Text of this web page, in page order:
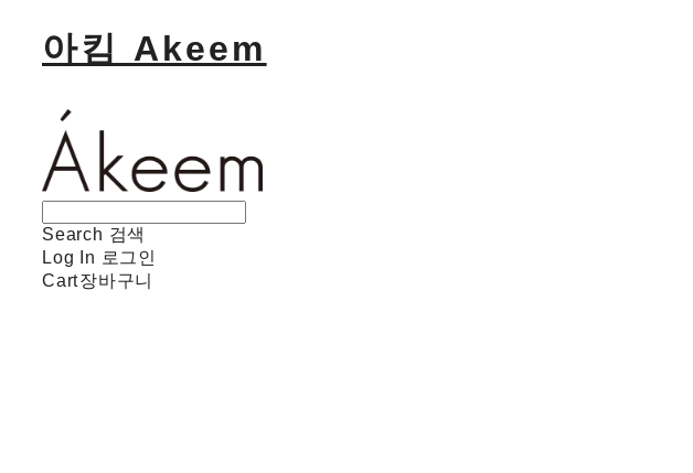
아킴 Akeem
Search 검색
Log In 로그인
Cart장바구니